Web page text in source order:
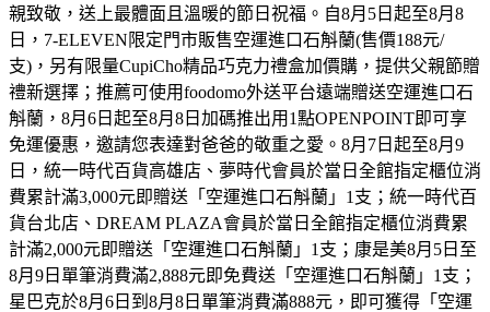
親致敬，送上最體面且溫暖的節日祝福。自8月5日起至8月8
日，7-ELEVEN限定門市販售空運進口石斛蘭(售價188元/
支)，另有限量CupiCho精品巧克力禮盒加價購，提供父親節贈
禮新選擇；推薦可使用foodomo外送平台遠端贈送空運進口石
斛蘭，8月6日起至8月8日加碼推出用1點OPENPOINT即可享
免運優惠，邀請您表達對爸爸的敬重之愛。8月7日起至8月9
日，統一時代百貨高雄店、夢時代會員於當日全館指定櫃位消
費累計滿3,000元即贈送「空運進口石斛蘭」1支；統一時代百
貨台北店、DREAM PLAZA會員於當日全館指定櫃位消費累
計滿2,000元即贈送「空運進口石斛蘭」1支；康是美8月5日至
8月9日單筆消費滿2,888元即免費送「空運進口石斛蘭」1支；
星巴克於8月6日到8月8日單筆消費滿888元，即可獲得「空運